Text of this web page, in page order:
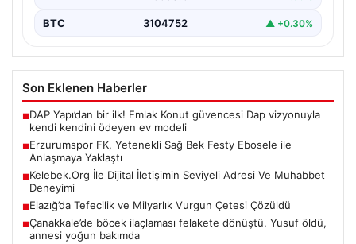
BTC 3104752 ▲ +0.30%
Son Eklenen Haberler
■DAP Yapı’dan bir ilk! Emlak Konut güvencesi Dap vizyonuyla
kendi kendini ödeyen ev modeli
■Erzurumspor FK, Yetenekli Sağ Bek Festy Ebosele ile
Anlaşmaya Yaklaştı
■Kelebek.Org İle Dijital İletişimin Seviyeli Adresi Ve Muhabbet
Deneyimi
■Elazığ’da Tefecilik ve Milyarlık Vurgun Çetesi Çözüldü
■Çanakkale’de böcek ilaçlaması felakete dönüştü. Yusuf öldü,
annesi yoğun bakımda